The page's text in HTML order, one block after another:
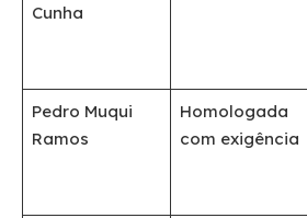
Cunha
Pedro Muqui
Ramos
Homologada
com exigência